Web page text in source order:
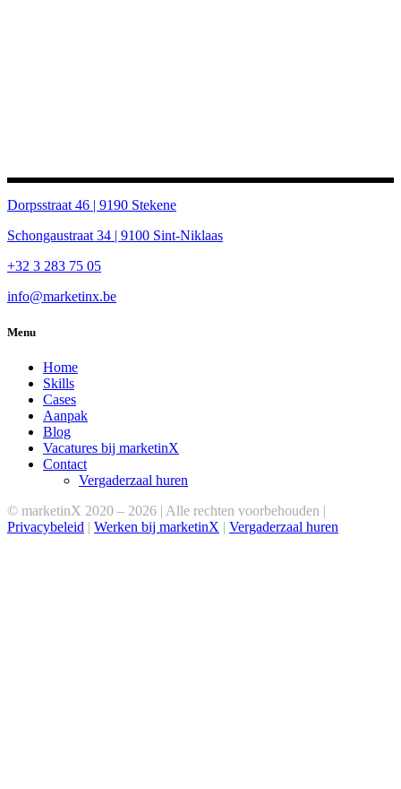
Dorpsstraat 46 | 9190 Stekene
Schongaustraat 34 | 9100 Sint-Niklaas
+32 3 283 75 05
info@marketinx.be
Menu
Home
Skills
Cases
Aanpak
Blog
Vacatures bij marketinX
Contact
Vergaderzaal huren
© marketinX 2020 – 2026 | Alle rechten voorbehouden |
Privacybeleid | Werken bij marketinX | Vergaderzaal huren